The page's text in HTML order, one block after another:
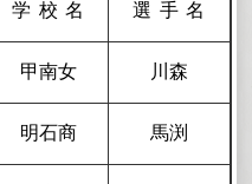
学校名 選手名
甲南女 川森
明石商 馬渕